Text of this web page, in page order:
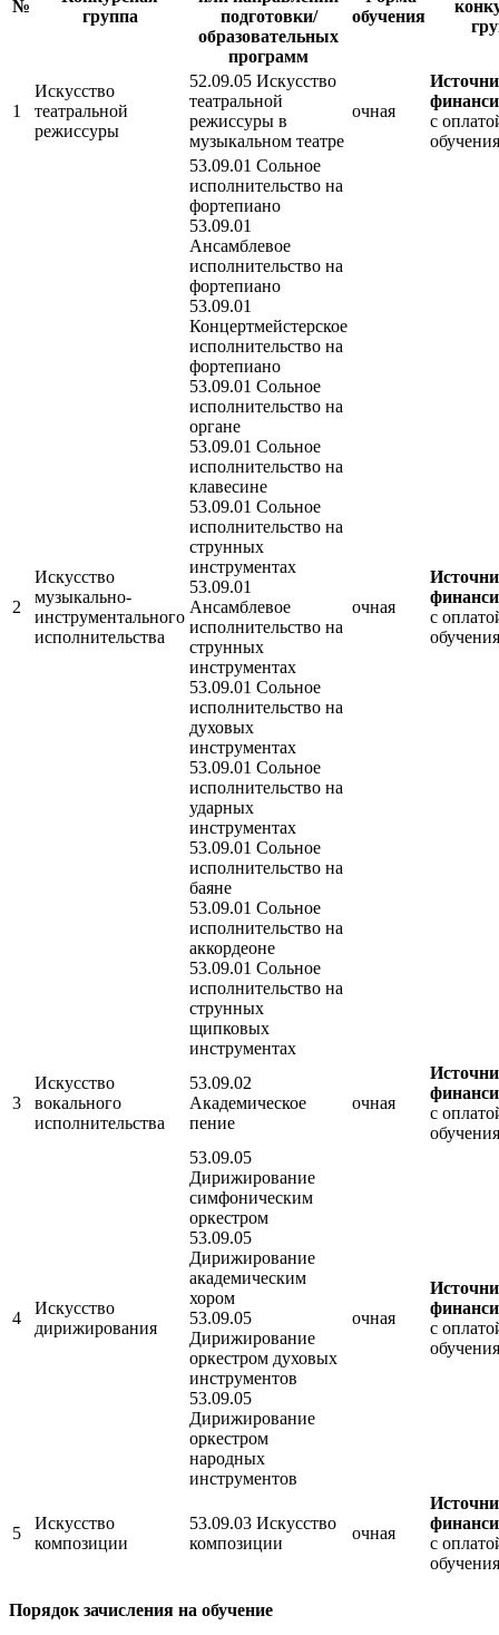
№
группа
подготовки/
образовательных
программ
обучения
1
Искусство
театральной
режиссуры
52.09.05 Искусство
театральной
режиссуры в
музыкальном театре
очная
с
обучения
2
Искусство
музыкально-
инструментального
исполнительства
53.09.01 Сольное
исполнительство на
фортепиано
53.09.01
Ансамблевое
исполнительство на
фортепиано
53.09.01
Концертмейстерское
исполнительство на
фортепиано
53.09.01 Сольное
исполнительство на
органе
53.09.01 Сольное
исполнительство на
клавесине
53.09.01 Сольное
исполнительство на
струнных
инструментах
53.09.01
Ансамблевое
исполнительство на
струнных
инструментах
53.09.01 Сольное
исполнительство на
духовых
инструментах
53.09.01 Сольное
исполнительство на
ударных
инструментах
53.09.01 Сольное
исполнительство на
баяне
53.09.01 Сольное
исполнительство на
аккордеоне
53.09.01 Сольное
исполнительство на
струнных
щипковых
инструментах
очная
с
обучения
3
Искусство
вокального
исполнительства
53.09.02
Академическое
пение
очная
с
обучения
4
Искусство
дирижирования
53.09.05
Дирижирование
симфоническим
оркестром
53.09.05
Дирижирование
академическим
хором
53.09.05
Дирижирование
оркестром духовых
инструментов
53.09.05
Дирижирование
оркестром
народных
инструментов
очная
с
обучения
5
Искусство
композиции
53.09.03 Искусство
композиции
очная
с
обучения
Порядок зачисления на обучение